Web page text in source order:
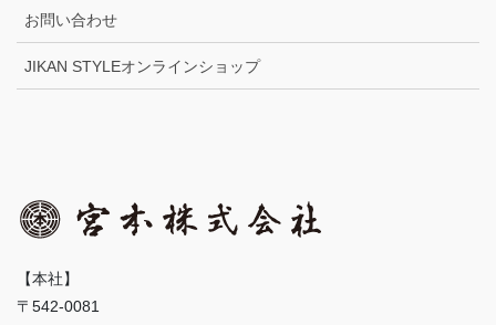
お問い合わせ
JIKAN STYLEオンラインショップ
【本社】
〒542-0081